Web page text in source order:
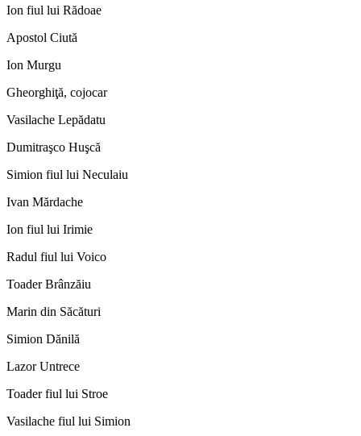
Ion fiul lui Rădoae
Apostol Ciută
Ion Murgu
Gheorghiţă, cojocar
Vasilache Lepădatu
Dumitraşco Huşcă
Simion fiul lui Neculaiu
Ivan Mărdache
Ion fiul lui Irimie
Radul fiul lui Voico
Toader Brânzăiu
Marin din Săcături
Simion Dănilă
Lazor Untrece
Toader fiul lui Stroe
Vasilache fiul lui Simion